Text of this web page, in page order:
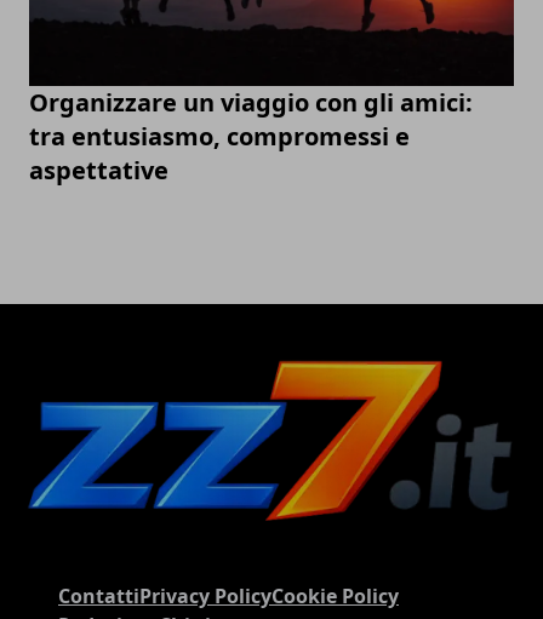
Organizzare un viaggio con gli amici:
tra entusiasmo, compromessi e
aspettative
ContattiPrivacy PolicyCookie Policy